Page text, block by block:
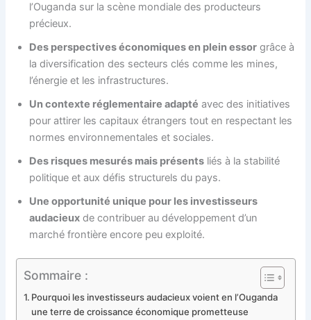
l’Ouganda sur la scène mondiale des producteurs
précieux.
Des perspectives économiques en plein essor grâce à
la diversification des secteurs clés comme les mines,
l’énergie et les infrastructures.
Un contexte réglementaire adapté avec des initiatives
pour attirer les capitaux étrangers tout en respectant les
normes environnementales et sociales.
Des risques mesurés mais présents liés à la stabilité
politique et aux défis structurels du pays.
Une opportunité unique pour les investisseurs
audacieux de contribuer au développement d’un
marché frontière encore peu exploité.
Sommaire :
Pourquoi les investisseurs audacieux voient en l’Ouganda
une terre de croissance économique prometteuse